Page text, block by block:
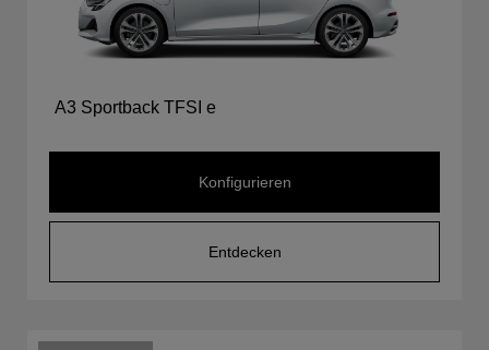
A3 Sportback TFSI e
Konfigurieren
Entdecken